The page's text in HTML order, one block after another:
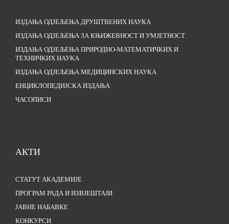
ИЗДАЊА ОДЈЕЉЕЊА ДРУШТВЕНИХ НАУКА
ИЗДАЊА ОДЈЕЉЕЊА ЗА КЊИЖЕВНОСТ И УМЈЕТНОСТ
ИЗДАЊА ОДЈЕЉЕЊА ПРИРОДНО-МАТЕМАТИЧКИХ И
ТЕХНИЧКИХ НАУКА
ИЗДАЊА ОДЈЕЉЕЊА МЕДИЦИНСКИХ НАУКА
ЕНЦИКЛОПЕДИЈСКА ИЗДАЊА
ЧАСОПИСИ
АКТИ
СТАТУТ АКАДЕМИЈЕ
ПРОГРАМ РАДА И ИЗВЈЕШТАЈИ
ЈАВНЕ НАБАВКЕ
КОНКУРСИ